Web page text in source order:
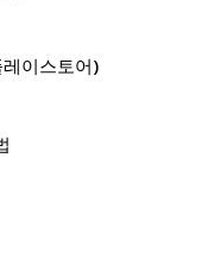
이스토어)